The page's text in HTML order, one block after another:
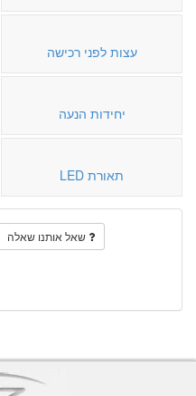
עצות לפני רכישה
יחידות הנעה
תאורת LED
שאל אותנו שאלה